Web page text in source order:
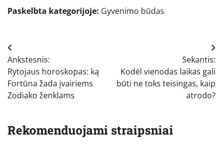
Paskelbta kategorijoje: Gyvenimo būdas
Navigacija
tarp
įrašų
Ankstesnis:
Rytojaus horoskopas: ką
Fortūna žada įvairiems
Zodiako ženklams
Sekantis:
Kodėl vienodas laikas gali
būti ne toks teisingas, kaip
atrodo?
Rekomenduojami straipsniai